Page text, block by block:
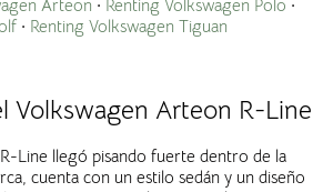
Arteon · Renting Volkswagen Polo ·
· Renting Volkswagen Tiguan
Volkswagen Arteon R-Line
Line llegó pisando fuerte dentro de la
cuenta con un estilo sedán y un diseño